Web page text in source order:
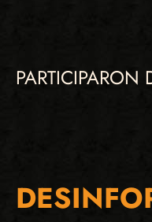
PARTICIPARON